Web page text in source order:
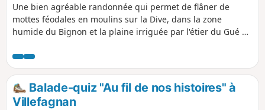
Une bien agréable randonnée qui permet de flâner de
mottes féodales en moulins sur la Dive, dans la zone
humide du Bignon et la plaine irriguée par l'étier du Gué du
village de Sainte-Soline.
Balade-quiz "Au fil de nos histoires" à
Villefagnan